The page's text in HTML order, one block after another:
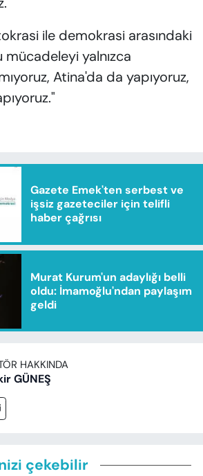
ile demokrasi arasındaki
yalnızca
Atina'da da yapıyoruz,
Gazete Emek'ten serbest ve
işsiz gazeteciler için telifli
haber çağrısı
Murat Kurum'un adaylığı belli
oldu: İmamoğlu'ndan paylaşım
geldi
HAKKINDA
GÜNEŞ
çekebilir